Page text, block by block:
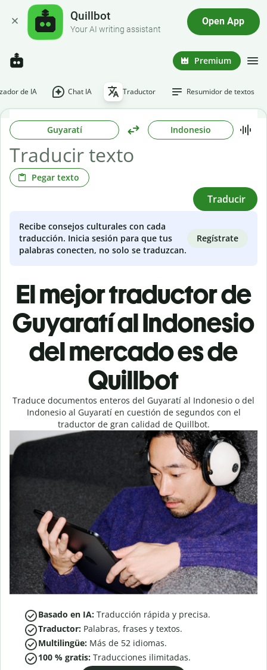
Quillbot
Your AI writing assistant
Open App
Premium
de IA Chat IA Traductor Resumidor de textos
Guyaratí Indonesio
Pegar texto
Traducir
Recibe consejos culturales con cada
traducción. Inicia sesión para que tus
palabras conecten, no solo se traduzcan.
Regístrate
El mejor traductor de
Guyaratí al Indonesio
del mercado es de
Quillbot
Traduce documentos enteros del Guyaratí al Indonesio o del
Indonesio al Guyaratí en cuestión de segundos con el
traductor de gran calidad de Quillbot.
Basado en IA: Traducción rápida y precisa.
Traductor: Palabras, frases y textos.
Multilingüe: Más de 52 idiomas.
100 % gratis: Traducciones ilimitadas.